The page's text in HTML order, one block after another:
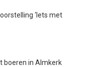
‘Iets met
boeren in Almkerk